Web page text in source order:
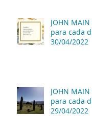
JOHN MAIN Silencio y Quietud
para cada
30/04/2022
JOHN MAIN Silencio y Quietud
para cada
29/04/2022